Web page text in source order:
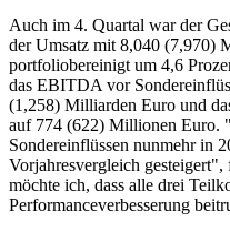
Auch im 4. Quartal war der
der Umsatz mit 8,040 (7,970)
portfoliobereinigt um 4,6
das EBITDA vor
(1,258) Milliarden Euro und
auf 774 (622) Millionen Euro.
Sondereinflüssen nunmehr in
Vorjahresvergleich
möchte ich, dass alle drei
Performanceverbesserung